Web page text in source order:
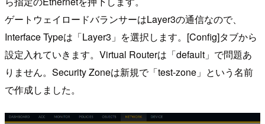
ゲートウェイロードバランサーはLayer3の通信なので、
Interface Typeは「Layer3」を選択します。[Config]タブから
設定入れていきます。Virtual Routerは「default」で問題あ
りません。Security Zoneは新規で「test-zone」という名前
で作成しました。